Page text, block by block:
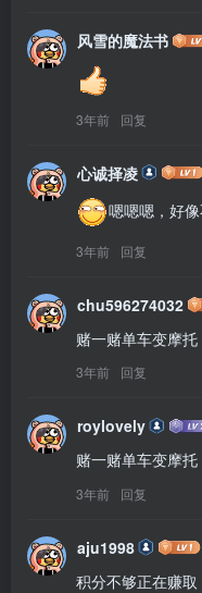
风雪的魔法书
3年前 回复
心诚择凌
嗯嗯嗯，好
3年前 回复
chu596274032
赌一赌单车变摩托
3年前 回复
roylovely
赌一赌单车变摩托
3年前 回复
aju1998
积分不够正在赚取